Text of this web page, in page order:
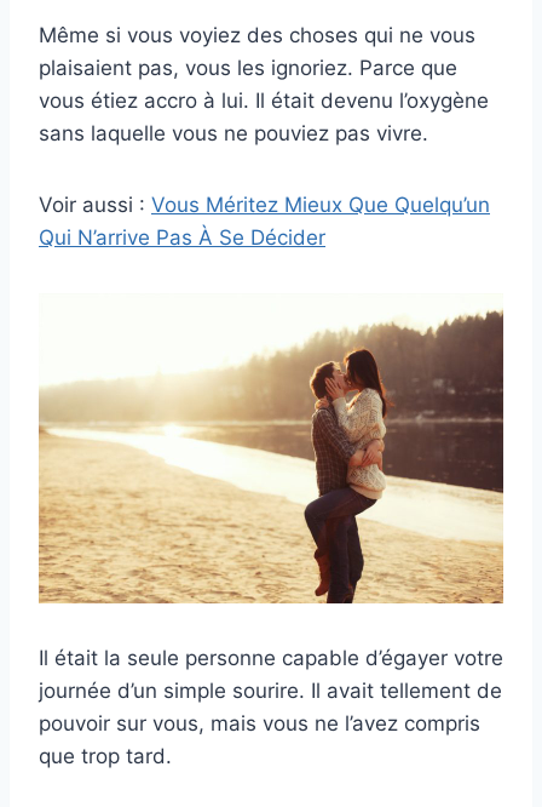
Même si vous voyiez des choses qui ne vous
plaisaient pas, vous les ignoriez. Parce que
vous étiez accro à lui. Il était devenu l’oxygène
sans laquelle vous ne pouviez pas vivre.
Voir aussi : Vous Méritez Mieux Que Quelqu’un
Qui N’arrive Pas À Se Décider
Il était la seule personne capable d’égayer votre
journée d’un simple sourire. Il avait tellement de
pouvoir sur vous, mais vous ne l’avez compris
que trop tard.